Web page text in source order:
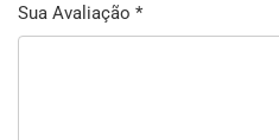
Sua Avaliação *